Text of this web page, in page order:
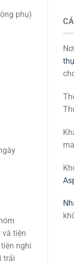
phụ)
tiện
nghi
trải